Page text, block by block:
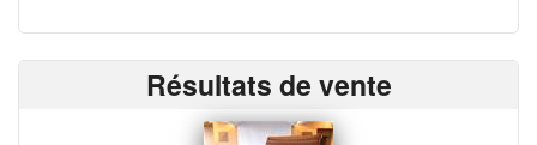
Résultats de vente